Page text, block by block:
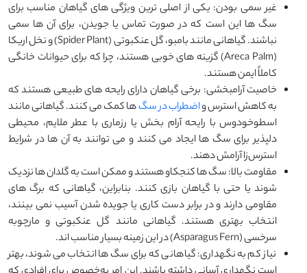
غیر سمی بودن: یکی از اصلی ‌ترین ویژگی ‌های گیاهان مناسب برای
سگ ‌ها این است که در صورت تماس یا جویدن، برای آن‌ ها سمی
نباشند. گیاهانی مانند بامبو، گل عنکبوتی (Spider Plant) و نخل اریکا
(Areca Palm) گزینه ‌های خوبی هستند، چرا که برای حیوانات خانگی
کاملاً ایمن هستند.
خاصیت آرامبخشی: برخی گیاهان دارای رایحه ‌های طبیعی هستند که
به کاهش استرس واضطراب در سگ‌ها کمک می ‌کنند. گیاهانی مانند
اسطوخودوس با رایحه آرام ‌بخش یا رزماری با عطر ملایم، محیطی
دلپذیر برای سگ ‌ها ایجاد می ‌کنند و می ‌توانند به آن‌ ها در شرایط
استرس‌زا آرامش دهند.
مقاومت بالا: سگ ‌ها کنجکاو هستند و ممکن است به گلدان‌ ها نزدیک
شوند یا حتی با گیاهان بازی کنند. بنابراین، گیاهانی که برگ‌ های
مقاومی دارند و در برابر دست ‌کاری یا جویده شدن آسیب نمی ‌بینند،
انتخاب بهتری هستند. گیاهانی مانند گل عنکبوتی و مارچوبه
سرخسی (Asparagus Fern) در این زمینه بسیار مناسب ‌اند.
نیاز کم به نگهداری: گیاهانی که برای سگ‌ ها انتخاب می ‌شوند، بهتر